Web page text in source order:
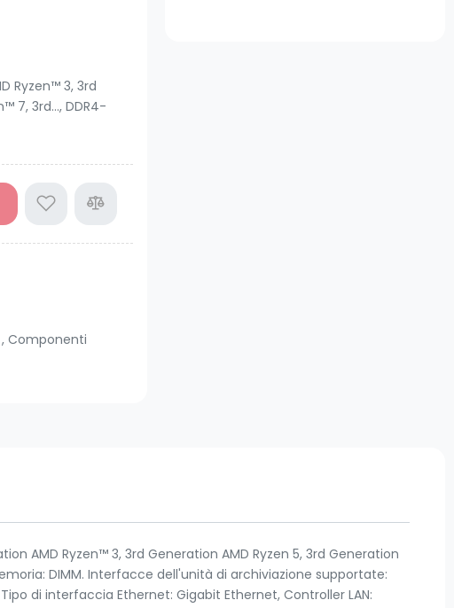
Ryzen™ 3, 3rd
7, 3rd..., DDR4-
, Componenti
AMD Ryzen™ 3, 3rd Generation AMD Ryzen 5, 3rd Generation
DIMM. Interfacce dell'unità di archiviazione supportate:
di interfaccia Ethernet: Gigabit Ethernet, Controller LAN: